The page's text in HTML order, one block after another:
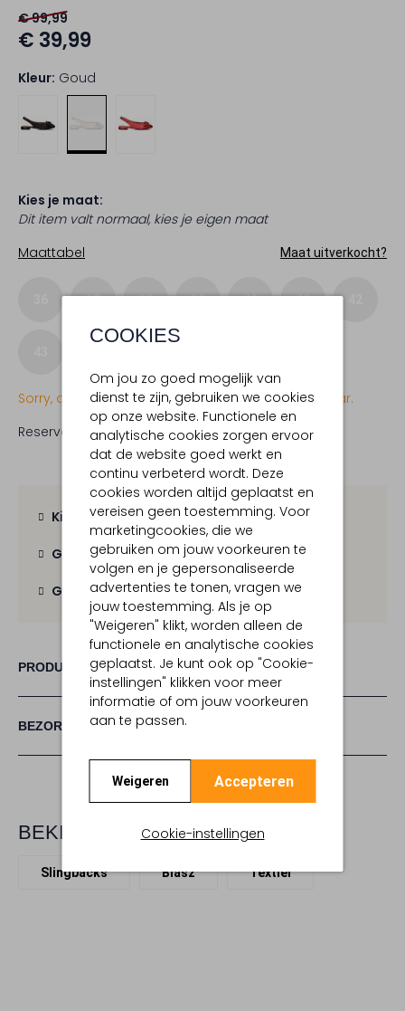
COOKIES
Om jou zo goed mogelijk van
dienst te zijn, gebruiken we cookies
op onze website. Functionele en
analytische cookies zorgen ervoor
dat de website goed werkt en
continu verbeterd wordt. Deze
cookies worden altijd geplaatst en
vereisen geen toestemming. Voor
marketingcookies, die we
gebruiken om jouw voorkeuren te
volgen en je gepersonaliseerde
advertenties te tonen, vragen we
jouw toestemming. Als je op
"Weigeren" klikt, worden alleen de
functionele en analytische cookies
geplaatst. Je kunt ook op "Cookie-
instellingen" klikken voor meer
informatie of om jouw voorkeuren
aan te passen.
Weigeren Accepteren
Cookie-instellingen
€ 99,99
€ 39,99
Kleur: Goud
Kies je maat:
Dit item valt normaal, kies je eigen maat
Maattabel
Maat uitverkocht?
37 38 39 40 41
Sorry, dit item is momenteel (nog) niet beschikbaar.
Reserveer direct in een van onze 19 boutiques
Kies zelf je bezorgmoment
Gratis verzendingvanaf € 100,-
Gratis retourbinnen 30 dagen
PRODUCT INFORMATIE
BEZORGEN & RETOURNEREN
BEKIJK MEER
Slingbacks Blasz Textiel